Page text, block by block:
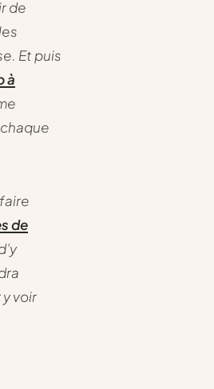
de
Et puis
à
de
voir